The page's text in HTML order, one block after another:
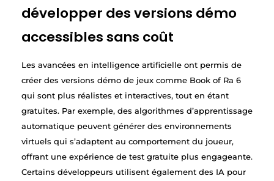
développer des versions démo
accessibles sans coût
Les avancées en intelligence artificielle ont permis de
créer des versions démo de jeux comme Book of Ra 6
qui sont plus réalistes et interactives, tout en étant
gratuites. Par exemple, des algorithmes d’apprentissage
automatique peuvent générer des environnements
virtuels qui s’adaptent au comportement du joueur,
offrant une expérience de test gratuite plus engageante.
Certains développeurs utilisent également des IA pour